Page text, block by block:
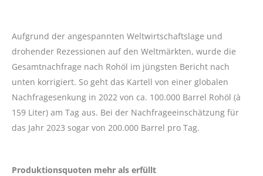
Aufgrund der angespannten Weltwirtschaftslage und
drohender Rezessionen auf den Weltmärkten, wurde die
Gesamtnachfrage nach Rohöl im jüngsten Bericht nach
unten korrigiert. So geht das Kartell von einer globalen
Nachfragesenkung in 2022 von ca. 100.000 Barrel Rohöl (à
159 Liter) am Tag aus. Bei der Nachfrageeinschätzung für
das Jahr 2023 sogar von 200.000 Barrel pro Tag.
Produktionsquoten mehr als erfüllt